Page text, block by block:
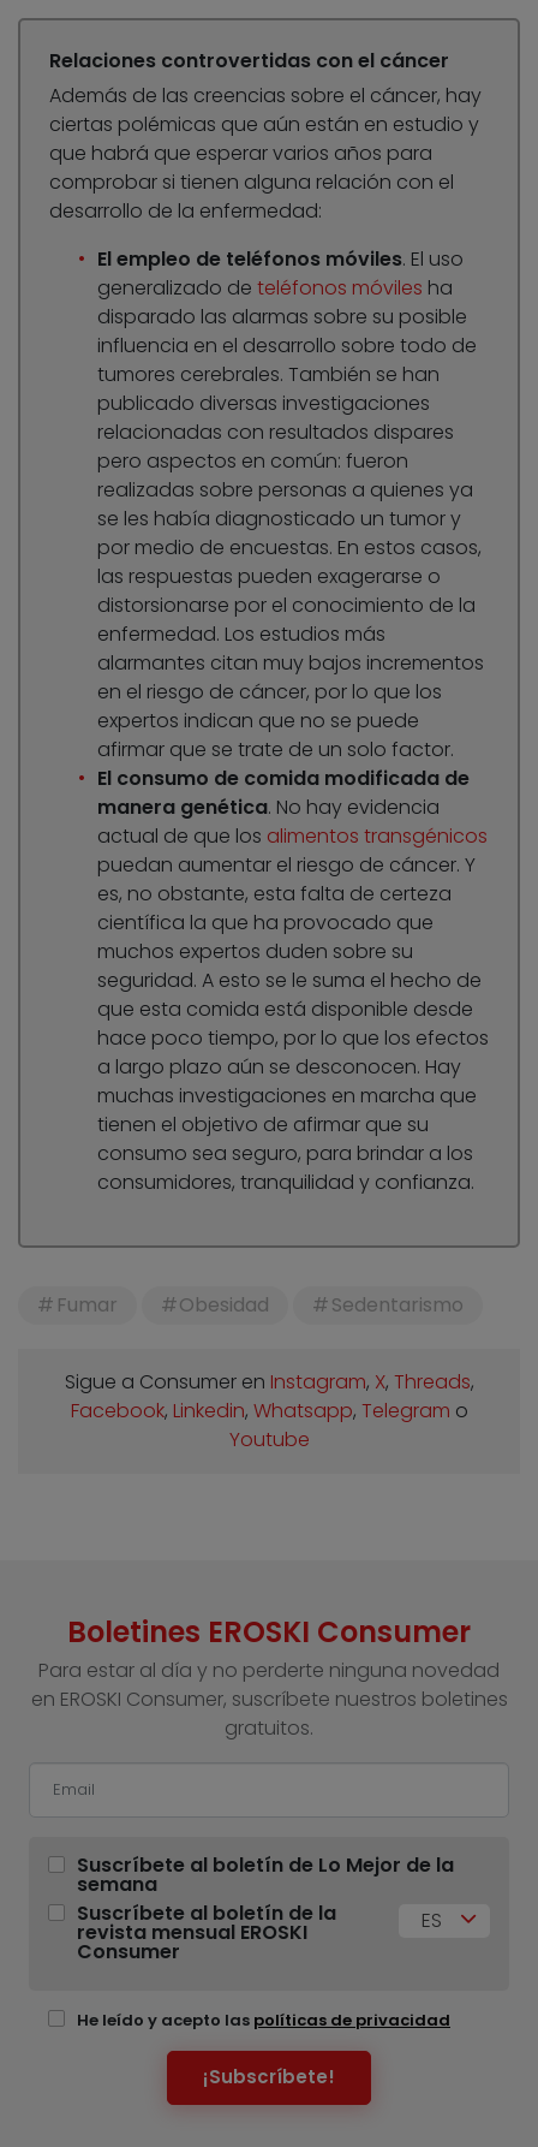
Relaciones controvertidas con el cáncer
Además de las creencias sobre el cáncer, hay
ciertas polémicas que aún están en estudio y
que habrá que esperar varios años para
comprobar si tienen alguna relación con el
desarrollo de la enfermedad:
El empleo de teléfonos móviles. El uso
generalizado de teléfonos móviles ha
disparado las alarmas sobre su posible
influencia en el desarrollo sobre todo de
tumores cerebrales. También se han
publicado diversas investigaciones
relacionadas con resultados dispares
pero aspectos en común: fueron
realizadas sobre personas a quienes ya
se les había diagnosticado un tumor y
por medio de encuestas. En estos casos,
las respuestas pueden exagerarse o
distorsionarse por el conocimiento de la
enfermedad. Los estudios más
alarmantes citan muy bajos incrementos
en el riesgo de cáncer, por lo que los
expertos indican que no se puede
afirmar que se trate de un solo factor.
El consumo de comida modificada de
manera genética. No hay evidencia
actual de que los alimentos transgénicos
puedan aumentar el riesgo de cáncer. Y
es, no obstante, esta falta de certeza
científica la que ha provocado que
muchos expertos duden sobre su
seguridad. A esto se le suma el hecho de
que esta comida está disponible desde
hace poco tiempo, por lo que los efectos
a largo plazo aún se desconocen. Hay
muchas investigaciones en marcha que
tienen el objetivo de afirmar que su
consumo sea seguro, para brindar a los
consumidores, tranquilidad y confianza.
Fumar Obesidad Sedentarismo
Sigue a Consumer en Instagram, X, Threads,
Facebook, Linkedin, Whatsapp, Telegram o
Youtube
Boletines EROSKI Consumer
Para estar al día y no perderte ninguna novedad
en EROSKI Consumer, suscríbete nuestros boletines
gratuitos.
Suscríbete al boletín de Lo Mejor de la
semana
Suscríbete al boletín de la
revista mensual EROSKI
Consumer
ES
He leído y acepto las políticas de privacidad
¡Subscríbete!